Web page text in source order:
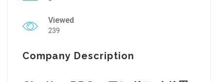
Viewed
239
Company Description